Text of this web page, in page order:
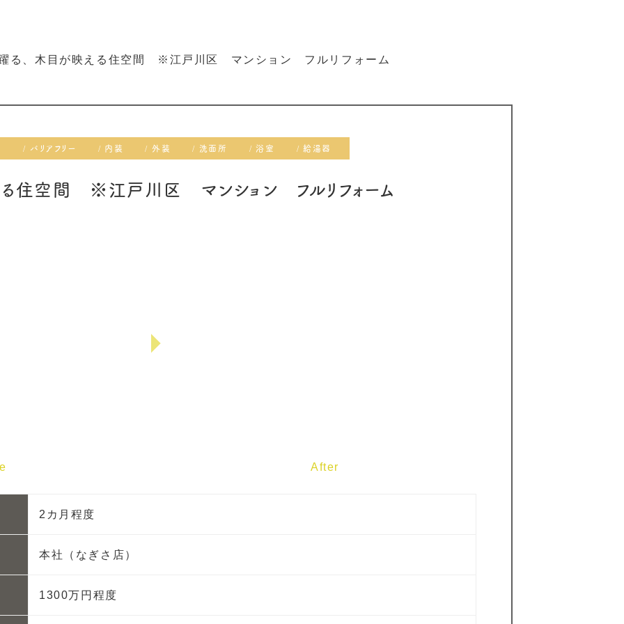
る、木目が映える住空間 ※江戸川区 マンション フルリフォーム
バリアフリー 内装 外装 洗面所 浴室 給湯器
る住空間 ※江戸川区 マンション フルリフォーム
After
2カ月程度
本社（なぎさ店）
1300万円程度